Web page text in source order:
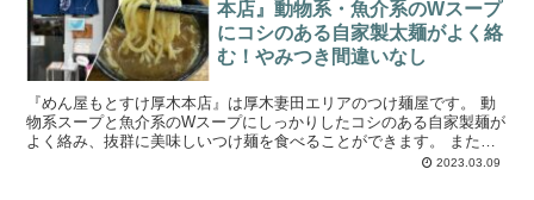
本店』動物系・魚介系のWスープ
にコシのある自家製太麺がよく絡
む！やみつき間違いなし
『めん屋もとすけ厚木本店』は厚木妻田エリアのつけ麺屋です。 動
物系スープと魚介系のWスープにしっかりしたコシのある自家製麺が
よく絡み、抜群に美味しいつけ麺を食べることができます。 またス
2023.03.09